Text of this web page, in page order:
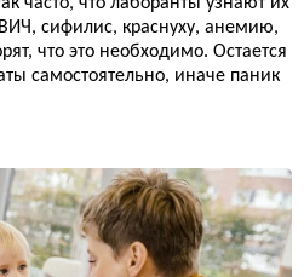
часто, что лаборанты узнают их
сифилис, краснуху, анемию,
что это необходимо. Остается
самостоятельно, иначе паник